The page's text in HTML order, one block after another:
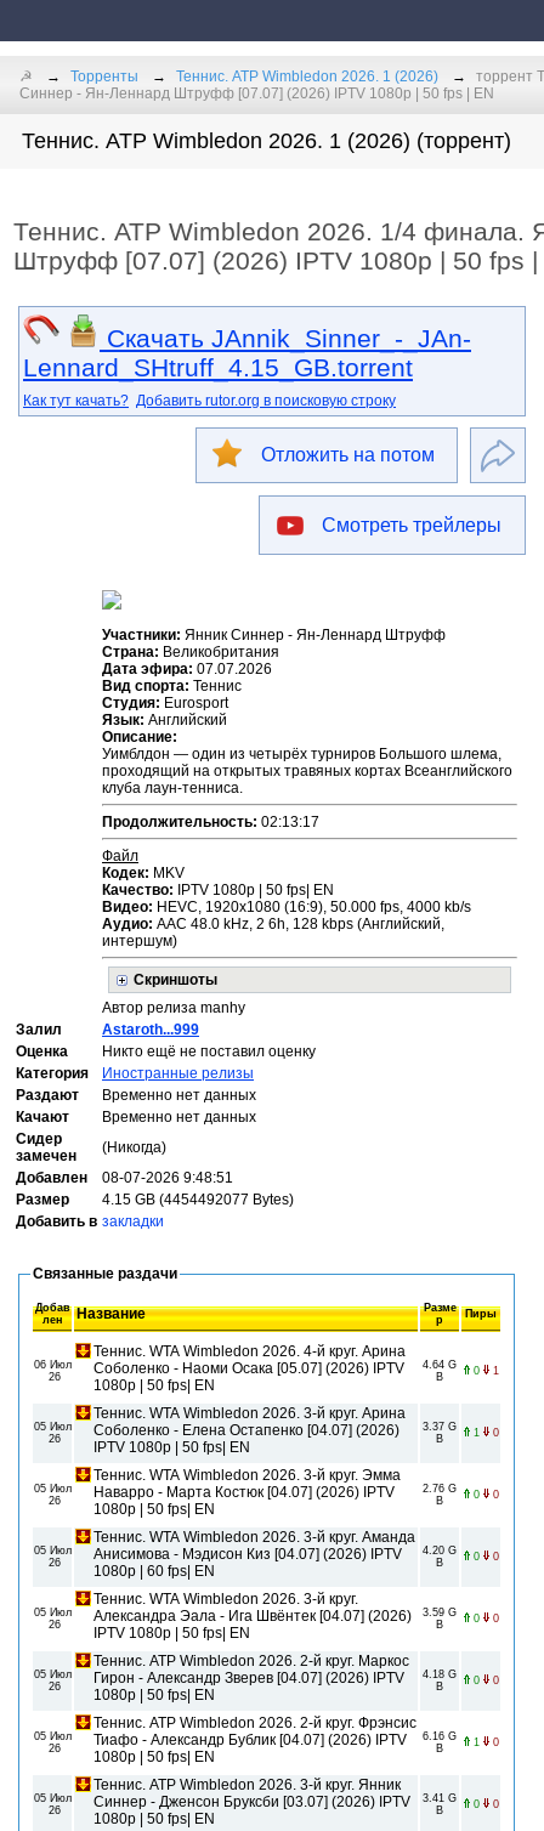
☭ Торренты Теннис. ATP Wimbledon 2026. 1 (2026)
торрент
Синнер - Ян-Леннард Штруфф [07.07] (2026) IPTV 1080р | 50 fps | EN
Теннис. ATP Wimbledon 2026. 1 (2026) (торрент)
Теннис. ATP Wimbledon 2026. 1/4 финала.
Штруфф [07.07] (2026) IPTV 1080р | 50 fps |
Скачать JAnnik_Sinner_-_JAn-
Lennard_SHtruff_4.15_GB.torrent
Как тут качать? Добавить rutor.org в поисковую строку
Отложить на потом
Смотреть трейлеры
Участники: Янник Синнер - Ян-Леннард Штруфф
Страна: Великобритания
Дата эфира: 07.07.2026
Вид спорта: Теннис
Студия: Eurosport
Язык: Английский
Описание:
Уимблдон — один из четырёх турниров Большого шлема,
проходящий на открытых травяных кортах Всеанглийского
клуба лаун-тенниса.
Продолжительность: 02:13:17
Файл
Кодек: MKV
Качество:
IPTV 1080р | 50 fps| EN
Видео: HEVC, 1920x1080 (16:9), 50.000 fps, 4000 kb/s
Аудио: ААС 48.0 kHz, 2 6h, 128 kbps (Английский,
интершум)
Скриншоты
Автор релиза manhy
Залил
Astaroth...999
Оценка
Никто ещё не поставил оценку
Категория
Иностранные релизы
Раздают
Временно нет данных
Качают
Временно нет данных
Сидер
замечен
(Никогда)
Добавлен
08-07-2026 9:48:51
Размер
4.15 GB (4454492077 Bytes)
Добавить в закладки
Связанные раздачи
Добав
лен
Название
Разме
р
Пиры
06 Июл
26
Теннис. WTA Wimbledon 2026. 4-й круг. Арина
Соболенко - Наоми Осака [05.07] (2026) IPTV
1080р | 50 fps| EN
4.64 G
B
0 1
05 Июл
26
Теннис. WTA Wimbledon 2026. 3-й круг. Арина
Соболенко - Елена Остапенко [04.07] (2026)
IPTV 1080р | 50 fps| EN
3.37 G
B
1 0
05 Июл
26
Теннис. WTA Wimbledon 2026. 3-й круг. Эмма
Наварро - Марта Костюк [04.07] (2026) IPTV
1080р | 50 fps| EN
2.76 G
B
0 0
05 Июл
26
Теннис. WTA Wimbledon 2026. 3-й круг. Аманда
Анисимова - Мэдисон Киз [04.07] (2026) IPTV
1080р | 60 fps| EN
4.20 G
B
0 0
05 Июл
26
Теннис. WTA Wimbledon 2026. 3-й круг.
Александра Эала - Ига Швёнтек [04.07] (2026)
IPTV 1080р | 50 fps| EN
3.59 G
B
0 0
05 Июл
26
Теннис. ATP Wimbledon 2026. 2-й круг. Маркос
Гирон - Александр Зверев [04.07] (2026) IPTV
1080р | 50 fps| EN
4.18 G
B
0 0
05 Июл
26
Теннис. ATP Wimbledon 2026. 2-й круг. Фрэнсис
Тиафо - Александр Бублик [04.07] (2026) IPTV
1080р | 50 fps| EN
6.16 G
B
1 0
05 Июл
26
Теннис. ATP Wimbledon 2026. 3-й круг. Янник
Синнер - Дженсон Бруксби [03.07] (2026) IPTV
1080р | 50 fps| EN
3.41 G
B
0 0